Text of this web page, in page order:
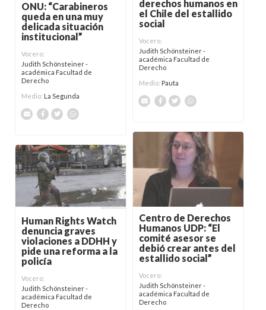
ONU: “Carabineros
queda en una muy
delicada situación
institucional”
Vocero:
Judith Schönsteiner -
académica Facultad de
Derecho
Medio: La Segunda
derechos humanos en
el Chile del estallido
social
Vocero:
Judith Schönsteiner -
académica Facultad de
Derecho
Medio: Pauta
Centro de Derechos
Humanos UDP: “El
comité asesor se
debió crear antes del
estallido social”
Vocero:
Judith Schönsteiner -
académica Facultad de
Derecho
Human Rights Watch
denuncia graves
violaciones a DDHH y
pide una reforma a la
policía
Vocero:
Judith Schönsteiner -
académica Facultad de
Derecho